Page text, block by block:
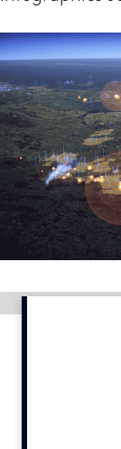
Menu
Home
9 sept: GenAI-
12 nov:
Adverteren
Events
Opleidingen